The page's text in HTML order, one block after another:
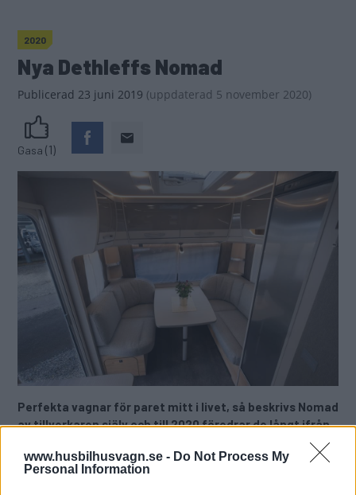
www.husbilhusvagn.se - Do Not Process My
Personal Information
2020
Nya Dethleffs Nomad
Publicerad 23 juni 2019 (uppdaterad 5 november 2020)
Gasa (1)
Perfekta vagnar för paret mitt i livet, så beskrivs Nomad
av tillverkaren själv och till 2020 föredrar de långt ifrån
Text